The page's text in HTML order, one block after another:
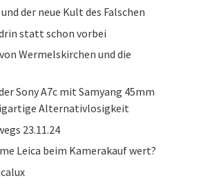
der neue Kult des Falschen
statt schon vorbei
Wermelskirchen und die
Sony A7c mit Samyang 45mm
Alternativlosigkeit
23.11.24
Leica beim Kamerakauf wert?